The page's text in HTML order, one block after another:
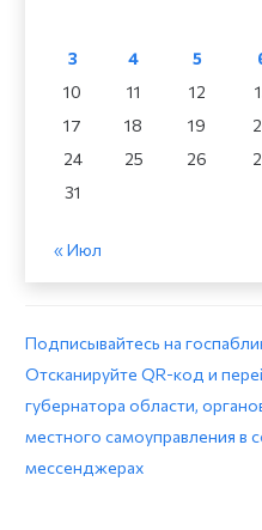
3
4 5
10
11 12
17
18 19
24
25 26
31
« Июл
Подписывайтесь на
Отсканируйте QR-код и
губернатора области,
местного самоуправления в
мессенджерах